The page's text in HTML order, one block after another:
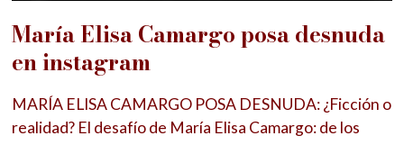
María Elisa Camargo posa desnuda
en instagram
MARÍA ELISA CAMARGO POSA DESNUDA: ¿Ficción o
realidad? El desafío de María Elisa Camargo: de los